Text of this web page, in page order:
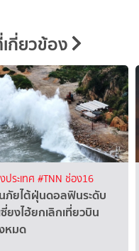
กี่ยวข้อง
ประเทศ #TNN ช่อง16
ภัยไต้ฝุ่นดอลฟินระดับ
ยงไฮ้ยกเลิกเที่ยวบิน
หมด